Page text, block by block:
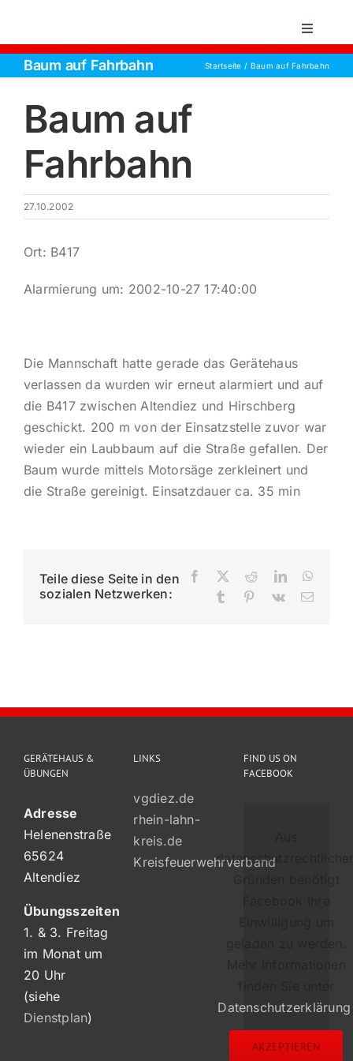
springen
Toggle
Baum auf Fahrbahn Startseite Baum auf Fahrbahn
Baum auf
Fahrbahn
27.10.2002
Ort: B417
Alarmierung um: 2002-10-27 17:40:00
Die Mannschaft hatte gerade das Gerätehaus
verlassen da wurden wir erneut alarmiert und auf
die B417 zwischen Altendiez und Hirschberg
geschickt. 200 m von der Einsatzstelle zuvor war
wieder ein Laubbaum auf die Straße gefallen. Der
Baum wurde mittels Motorsäge zerkleinert und
die Straße gereinigt. Einsatzdauer ca. 35 min
Teile diese Seite in den
sozialen Netzwerken:
Facebook RedditLinkedIn
Tumblr Pinterest
Vk
E-
GERÄTEHAUS &
ÜBUNGEN
Adresse
Helenenstraße
65624
Altendiez
Übungsszeiten
1. & 3. Freitag
im Monat um
20 Uhr
(siehe
Dienstplan)
LINKS
vgdiez.de
rhein-lahn-
kreis.de
Kreisfeuerwehrverband
FIND US ON
FACEBOOK
Datenschutzerklärung
AKZEPTIEREN